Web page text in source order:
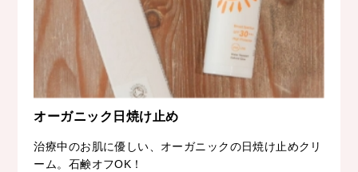
オーガニック日焼け止め
治療中のお肌に優しい、オーガニックの日焼け止めクリ
ーム。石鹸オフOK！